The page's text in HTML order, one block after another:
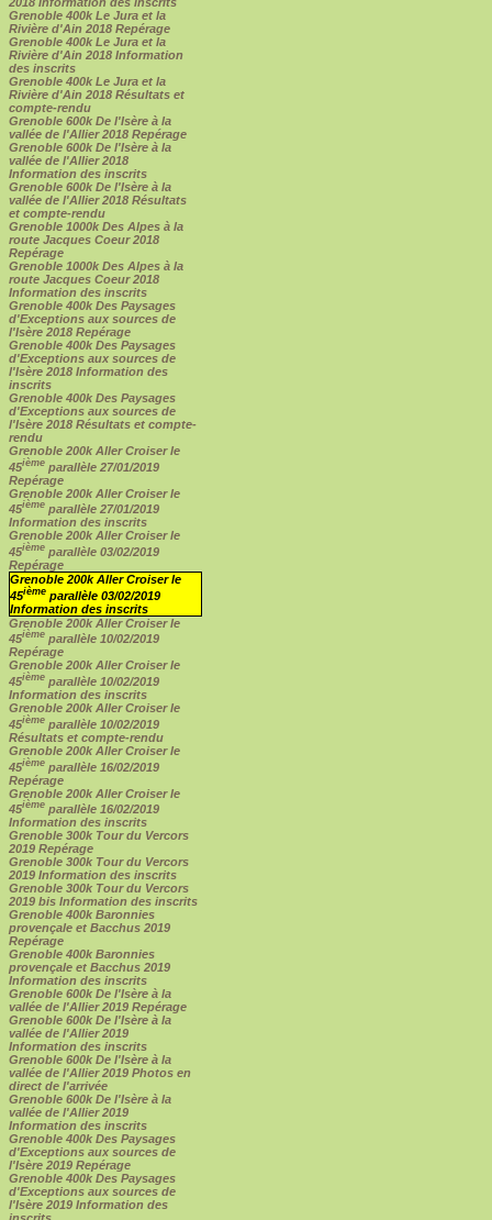
Grenoble 400k Le Jura et la
Rivière d'Ain 2018 Repérage
Grenoble 400k Le Jura et la
Rivière d'Ain 2018 Information
des inscrits
Grenoble 400k Le Jura et la
Rivière d'Ain 2018 Résultats et
compte-rendu
Grenoble 600k De l'Isère à la
vallée de l'Allier 2018 Repérage
Grenoble 600k De l'Isère à la
vallée de l'Allier 2018
Information des inscrits
Grenoble 600k De l'Isère à la
vallée de l'Allier 2018 Résultats
et compte-rendu
Grenoble 1000k Des Alpes à la
route Jacques Coeur 2018
Repérage
Grenoble 1000k Des Alpes à la
route Jacques Coeur 2018
Information des inscrits
Grenoble 400k Des Paysages
d'Exceptions aux sources de
l'Isère 2018 Repérage
Grenoble 400k Des Paysages
d'Exceptions aux sources de
l'Isère 2018 Information des
inscrits
Grenoble 400k Des Paysages
d'Exceptions aux sources de
l'Isère 2018 Résultats et compte-
rendu
Grenoble 200k Aller Croiser le
45ième parallèle 27/01/2019
Repérage
Grenoble 200k Aller Croiser le
45ième parallèle 27/01/2019
Information des inscrits
Grenoble 200k Aller Croiser le
45ième parallèle 03/02/2019
Repérage
Grenoble 200k Aller Croiser le
45ième parallèle 03/02/2019
Information des inscrits
Grenoble 200k Aller Croiser le
45ième parallèle 10/02/2019
Repérage
Grenoble 200k Aller Croiser le
45ième parallèle 10/02/2019
Information des inscrits
Grenoble 200k Aller Croiser le
45ième parallèle 10/02/2019
Résultats et compte-rendu
Grenoble 200k Aller Croiser le
45ième parallèle 16/02/2019
Repérage
Grenoble 200k Aller Croiser le
45ième parallèle 16/02/2019
Information des inscrits
Grenoble 300k Tour du Vercors
2019 Repérage
Grenoble 300k Tour du Vercors
2019 Information des inscrits
Grenoble 300k Tour du Vercors
2019 bis Information des inscrits
Grenoble 400k Baronnies
provençale et Bacchus 2019
Repérage
Grenoble 400k Baronnies
provençale et Bacchus 2019
Information des inscrits
Grenoble 600k De l'Isère à la
vallée de l'Allier 2019 Repérage
Grenoble 600k De l'Isère à la
vallée de l'Allier 2019
Information des inscrits
Grenoble 600k De l'Isère à la
vallée de l'Allier 2019 Photos en
direct de l'arrivée
Grenoble 600k De l'Isère à la
vallée de l'Allier 2019
Information des inscrits
Grenoble 400k Des Paysages
d'Exceptions aux sources de
l'Isère 2019 Repérage
Grenoble 400k Des Paysages
d'Exceptions aux sources de
l'Isère 2019 Information des